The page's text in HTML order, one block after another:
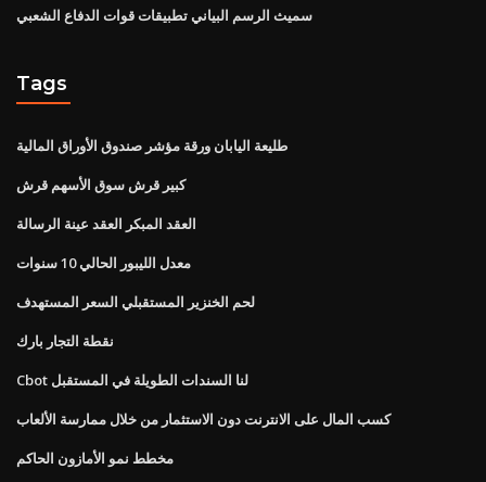
سميث الرسم البياني تطبيقات قوات الدفاع الشعبي
Tags
طليعة اليابان ورقة مؤشر صندوق الأوراق المالية
كبير قرش سوق الأسهم قرش
العقد المبكر العقد عينة الرسالة
معدل الليبور الحالي 10 سنوات
لحم الخنزير المستقبلي السعر المستهدف
نقطة التجار بارك
Cbot لنا السندات الطويلة في المستقبل
كسب المال على الانترنت دون الاستثمار من خلال ممارسة الألعاب
مخطط نمو الأمازون الحاكم